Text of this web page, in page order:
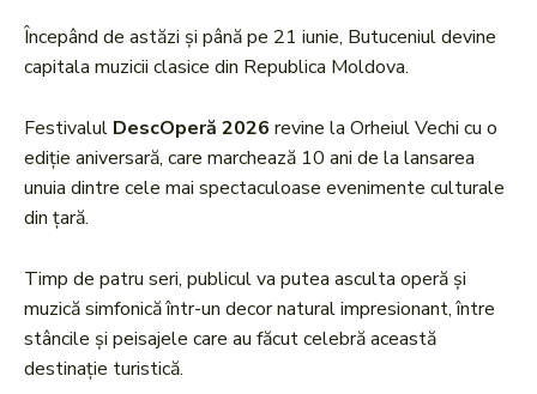
Începând de astăzi și până pe 21 iunie, Butuceniul devine
capitala muzicii clasice din Republica Moldova.
Festivalul DescOperă 2026 revine la Orheiul Vechi cu o
ediție aniversară, care marchează 10 ani de la lansarea
unuia dintre cele mai spectaculoase evenimente culturale
din țară.
Timp de patru seri, publicul va putea asculta operă și
muzică simfonică într-un decor natural impresionant, între
stâncile și peisajele care au făcut celebră această
destinație turistică.